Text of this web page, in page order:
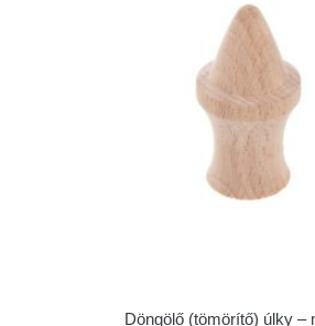
Döngölő (tömörítő) úlky –